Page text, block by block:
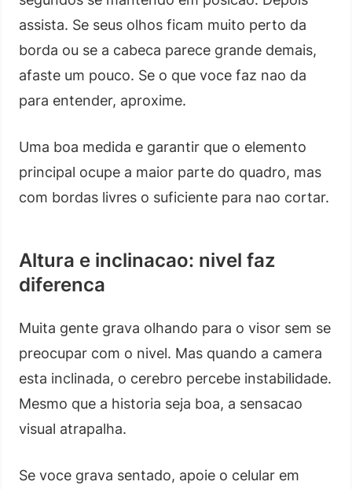
assista. Se seus olhos ficam muito perto da
borda ou se a cabeca parece grande demais,
afaste um pouco. Se o que voce faz nao da
para entender, aproxime.
Uma boa medida e garantir que o elemento
principal ocupe a maior parte do quadro, mas
com bordas livres o suficiente para nao cortar.
Altura e inclinacao: nivel faz
diferenca
Muita gente grava olhando para o visor sem se
preocupar com o nivel. Mas quando a camera
esta inclinada, o cerebro percebe instabilidade.
Mesmo que a historia seja boa, a sensacao
visual atrapalha.
Se voce grava sentado, apoie o celular em